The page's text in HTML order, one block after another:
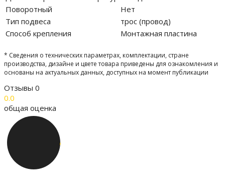
Поворотный
Нет
Тип подвеса
трос (провод)
Способ крепления
Монтажная пластина
* Сведения о технических параметрах, комплектации, стране
производства, дизайне и цвете товара приведены для ознакомления и
основаны на актуальных данных, доступных на момент публикации
Отзывы 0
0.0
общая оценка